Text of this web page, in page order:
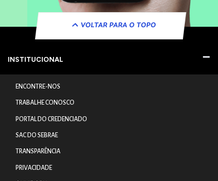
VOLTAR PARA O TOPO
INSTITUCIONAL
ENCONTRE-NOS
TRABALHE CONOSCO
PORTAL DO CREDENCIADO
SAC DO SEBRAE
TRANSPARÊNCIA
PRIVACIDADE